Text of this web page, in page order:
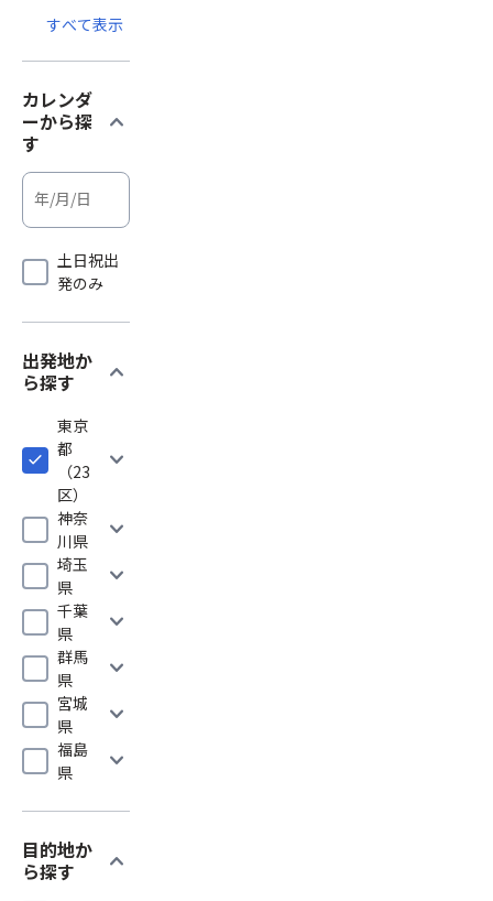
すべて表示
カレンダ
ーから探
す
expand_more
土日祝出
発のみ
出発地か
ら探す
expand_more
東京
都
（23
区）
expand_more
神奈
川県
expand_more
埼玉
県
expand_more
千葉
県
expand_more
群馬
県
expand_more
宮城
県
expand_more
福島
県
expand_more
目的地か
ら探す
expand_more